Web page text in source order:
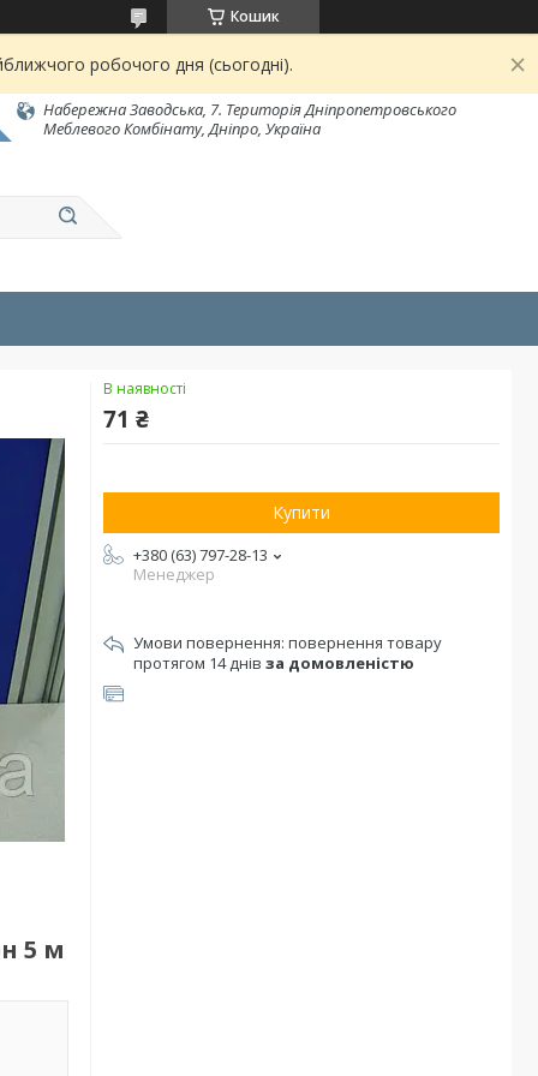
Кошик
робочого дня (сьогодні).
Набережна Заводська, 7. Територія Дніпропетровського
Меблевого Комбінату, Дніпро, Україна
5 м
В наявності
71 ₴
Купити
+380 (63) 797-28-13
Менеджер
повернення товару
протягом 14 днів за домовленістю